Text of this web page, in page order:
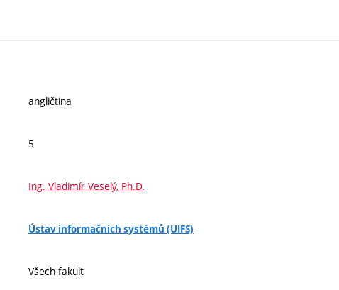
angličtina
5
Ing. Vladimír Veselý, Ph.D.
Ústav informačních systémů (UIFS)
Všech fakult